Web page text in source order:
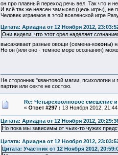
он про плавный переход речь вел. Так что и
И всё так же неясен замысел (цель игры), не
Человек играемое в этой вселенской игре
Цитата: Ариадна от 12 Ноября 2012,
Они видели, что этот орел наделяет
высаживает разные овощи (семена-коконы)
Но он (или оно - темное море осознания)
Не сторонник "квантовой магии, психологии
партии или секте не состою.
Re: Четырёхволновое смешение и
« Ответ #297 : 13 Ноября 2012,
Цитата: Ариадна от 12 Ноября 2012,
Но пока мы зависимы от чьих-то чужих
Цитата: Ариадна от 12 Ноября 2012,
Цитата: Участник от 12 Ноября 2012,